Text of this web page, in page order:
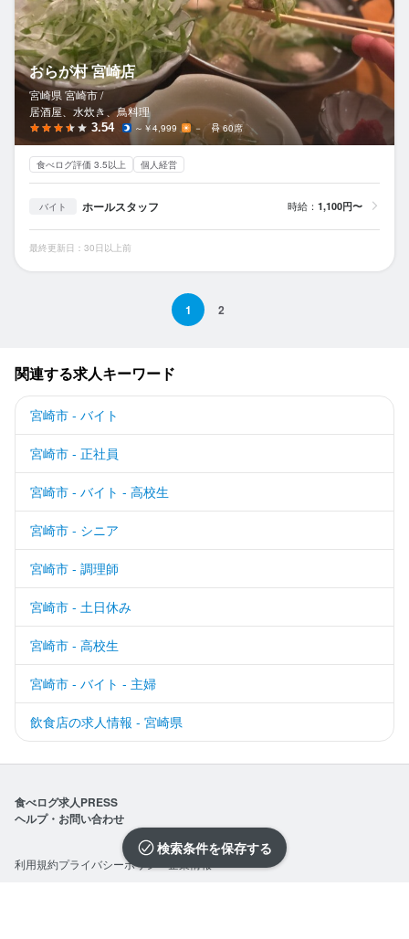
おらが村 宮崎店
宮崎県 宮崎市 /
居酒屋、水炊き、鳥料理
3.54 ～￥4,999 － 60席
食べログ評価 3.5以上 個人経営
バイト ホールスタッフ 時給： 1,100円〜
最終更新日：30日以上前
1 2
検索条件を保存
関連する求人キーワード
宮崎市 - バイト
宮崎市 - 正社員
宮崎市 - バイト - 高校生
宮崎市 - シニア
宮崎市 - 調理師
宮崎市 - 土日休み
宮崎市 - 高校生
宮崎市 - バイト - 主婦
飲食店の求人情報 - 宮崎県
食べログ求人PRESS
ヘルプ・お問い合わせ
利用規約プライバシーポリシー